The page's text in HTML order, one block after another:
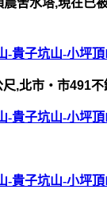
尺,北市‧市491不